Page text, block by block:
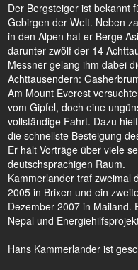
Der Bergsteiger ist bekannt
Gebirgen der Welt. Neben
in den Alpen hat er Berge
darunter zwölf der 14
Messner gelang ihm dabei
Achttausendern:
Am Mount Everest
vom Gipfel, doch eine
vollständige Fahrt. Dazu
die schnellste Besteigung
Er hält Vorträge über viele
deutschsprachigen Raum.
Kammerlander traf zweimal
2005 in Brixen und ein
Dezember 2007 in Mailand.
Nepal und
Hans Kammerlander ist